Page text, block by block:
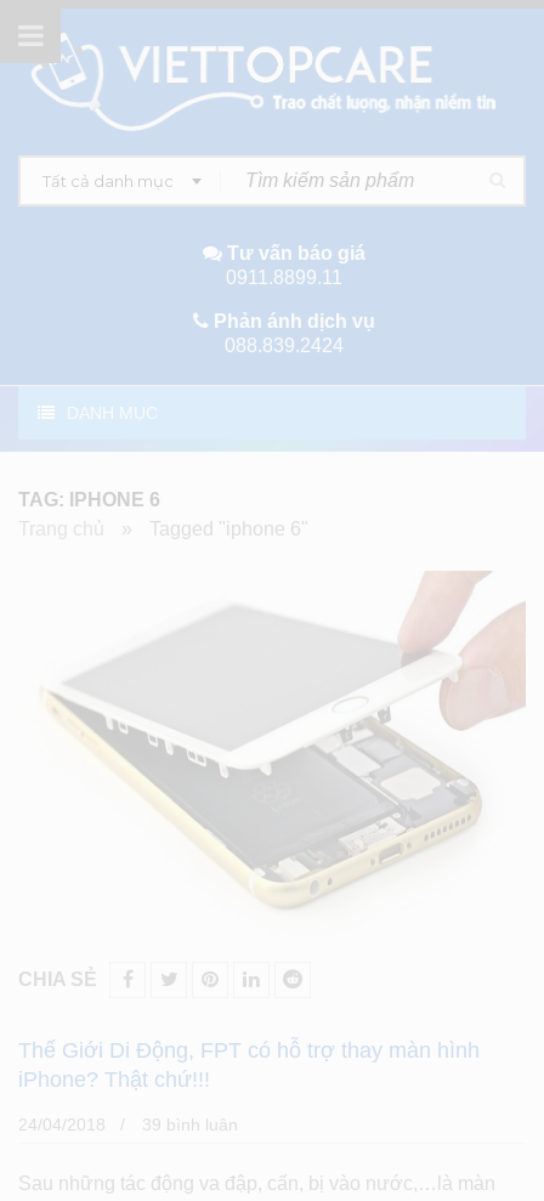
Tất cả danh mục
Tư vấn báo giá
0911.8899.11
Phản ánh dịch vụ
088.839.2424
DANH MỤC
TAG: IPHONE 6
Trang chủ
» Tagged "iphone 6"
CHIA SẺ
Thế Giới Di Động, FPT có hỗ trợ thay màn hình
iPhone? Thật chứ!!!
24/04/2018 39 bình luân
Sau những tác động va đập, cấn, bị vào nước,…là màn